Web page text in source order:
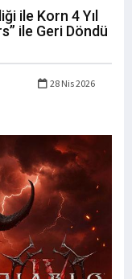
ile Korn 4 Yıl
ile Geri Döndü
28 Nis 2026